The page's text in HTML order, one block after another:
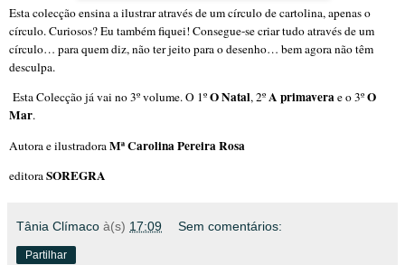
Esta colecção ensina a ilustrar através de um círculo de cartolina, apenas o
círculo. Curiosos? Eu também fiquei! Consegue-se criar tudo através de um
círculo… para quem diz, não ter jeito para o desenho… bem agora não têm
desculpa.
Esta Colecção já vai no 3º volume. O 1ºO Natal, 2ºA primaverae o 3ºO
Mar.
Autora e ilustradoraMª Carolina Pereira Rosa
editoraSOREGRA
Tânia Clímaco à(s) 17:09 Sem comentários:
Partilhar